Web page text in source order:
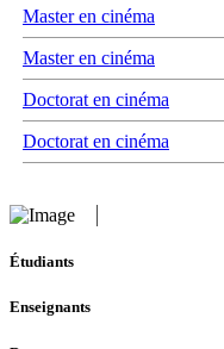
Master en cinéma
Master en cinéma
Doctorat en cinéma
Doctorat en cinéma
Étudiants
Enseignants